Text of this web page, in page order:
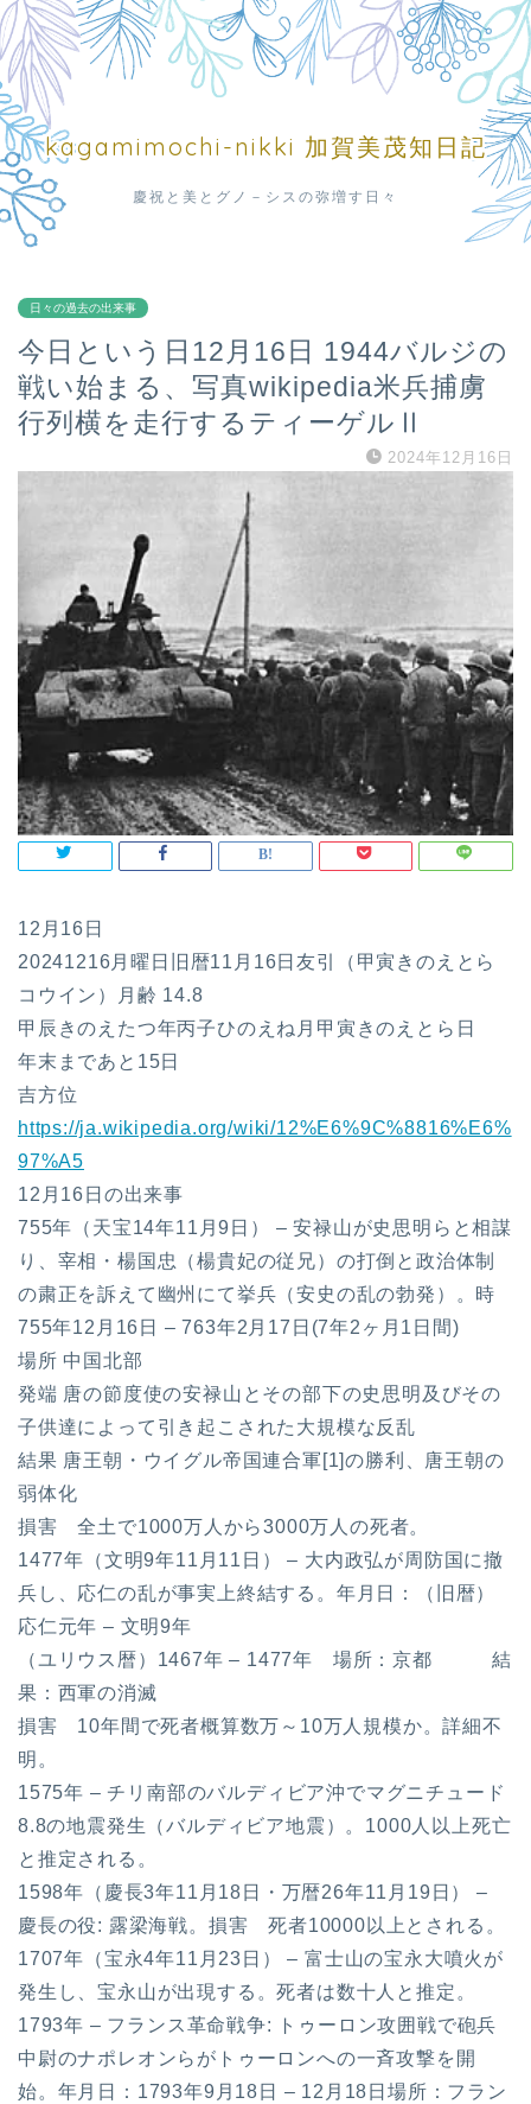
kagamimochi-nikki 加賀美茂知日記
慶祝と美とグノ－シスの弥増す日々
日々の過去の出来事
今日という日12月16日 1944バルジの
戦い始まる、写真wikipedia米兵捕虜
行列横を走行するティーゲルⅡ
2024年12月16日
12月16日
20241216月曜日旧暦11月16日友引（甲寅きのえとら
コウイン）月齢 14.8
甲辰きのえたつ年丙子ひのえね月甲寅きのえとら日
年末まであと15日
吉方位
https://ja.wikipedia.org/wiki/12%E6%9C%8816%E6%
97%A5
12月16日の出来事
755年（天宝14年11月9日） – 安禄山が史思明らと相謀
り、宰相・楊国忠（楊貴妃の従兄）の打倒と政治体制
の粛正を訴えて幽州にて挙兵（安史の乱の勃発）。時
755年12月16日 – 763年2月17日(7年2ヶ月1日間)
場所 中国北部
発端 唐の節度使の安禄山とその部下の史思明及びその
子供達によって引き起こされた大規模な反乱
結果 唐王朝・ウイグル帝国連合軍[1]の勝利、唐王朝の
弱体化
損害 全土で1000万人から3000万人の死者。
1477年（文明9年11月11日） – 大内政弘が周防国に撤
兵し、応仁の乱が事実上終結する。年月日：（旧暦）
応仁元年 – 文明9年
（ユリウス暦）1467年 – 1477年 場所：京都 結
果：西軍の消滅
損害 10年間で死者概算数万～10万人規模か。詳細不
明。
1575年 – チリ南部のバルディビア沖でマグニチュード
8.8の地震発生（バルディビア地震）。1000人以上死亡
と推定される。
1598年（慶長3年11月18日・万暦26年11月19日） –
慶長の役: 露梁海戦。損害 死者10000以上とされる。
1707年（宝永4年11月23日） – 富士山の宝永大噴火が
発生し、宝永山が出現する。死者は数十人と推定。
1793年 – フランス革命戦争: トゥーロン攻囲戦で砲兵
中尉のナポレオンらがトゥーロンへの一斉攻撃を開
始。年月日：1793年9月18日 – 12月18日場所：フラン